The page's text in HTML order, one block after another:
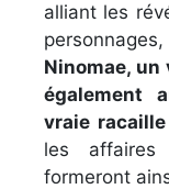
alliant les
Ninomae,
également
vraie
les affaires
formeront